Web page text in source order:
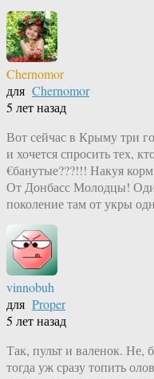
Chernomor
для Chernomor
5 лет назад
Вот сейчас в Крыму три
и хочется спросить тех,
€банутые???!!! Накуя
От Донбасс Молодцы!
поколение там от укры
vinnobuh
для Proper
5 лет назад
Так, пульт и валенок. Не,
тогда уж сразу топить